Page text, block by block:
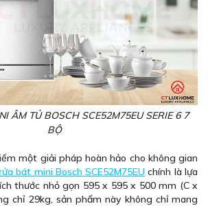
ÂM TỦ BOSCH SCE52M75EU SERIE 6 7
BỘ
một giải pháp hoàn hảo cho không gian
bát mini Bosch SCE52M75EU chính là lựa
thước nhỏ gọn 595 x 595 x 500 mm (C x
chỉ 29kg, sản phẩm này không chỉ mang